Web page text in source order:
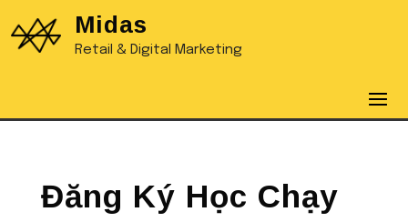
Midas
Retail & Digital Marketing
Đăng Ký Học Chạy